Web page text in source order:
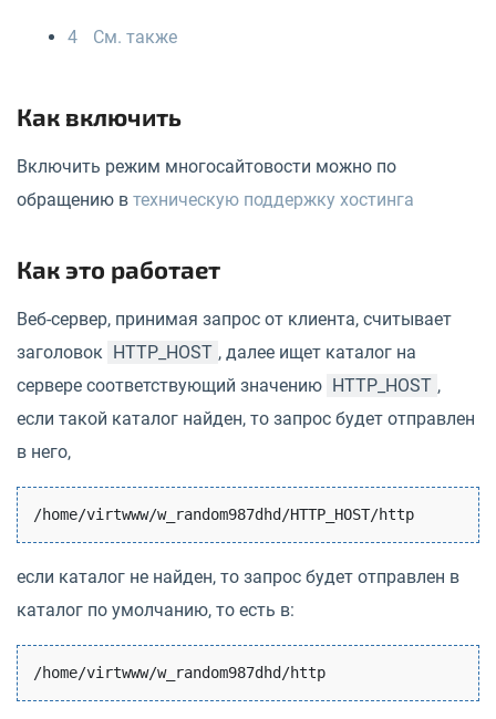
4 См. также
Как включить
Включить режим многосайтовости можно по
обращению в техническую поддержку хостинга
Как это работает
Веб-сервер, принимая запрос от клиента, считывает
заголовок HTTP_HOST , далее ищет каталог на
сервере соответствующий значению HTTP_HOST ,
если такой каталог найден, то запрос будет отправлен
в него,
если каталог не найден, то запрос будет отправлен в
каталог по умолчанию, то есть в: